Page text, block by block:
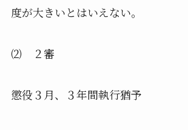
度が大きいとはいえない。
⑵ ２審
懲役３月、３年間執行猶予